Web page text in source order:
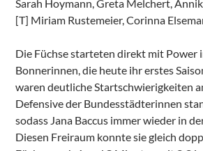
Sarah Hoymann, Greta Melchert,
[T] Miriam Rustemeier, Corinna
Die Füchse starteten direkt mit Power
Bonnerinnen, die heute ihr erstes
waren deutliche Startschwierigkeiten
Defensive der Bundesstädterinnen
sodass Jana Baccus immer wieder in
Diesen Freiraum konnte sie gleich